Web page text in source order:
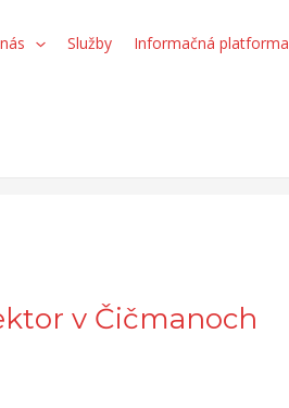
Služby Informačná platforma
v Čičmanoch